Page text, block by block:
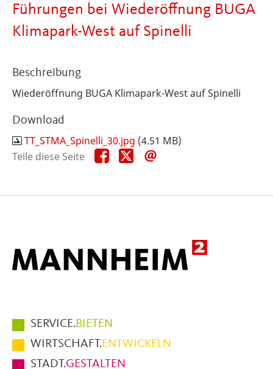
Führungen bei Wiederöffnung BUGA
Klimapark-West auf Spinelli
Beschreibung
Wiederöffnung BUGA Klimapark-West auf Spinelli
Download
TT_STMA_Spinelli_30.jpg (4.51 MB)
Teile diese Seite
Teile
diese
Teile
diese
Hauptmenüpunkte
im
Fußbereich
SERVICE.BIETEN
WIRTSCHAFT.ENTWICKELN
STADT.GESTALTEN